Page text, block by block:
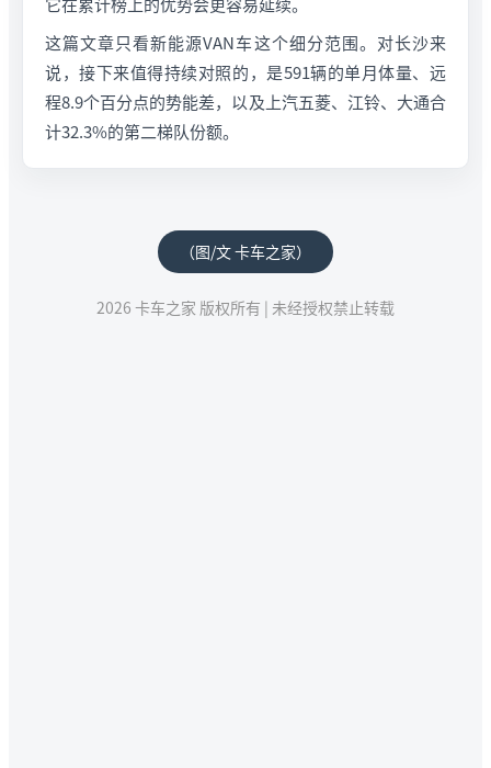
这篇文章只看新能源VAN车这个细分范围。对长沙来
说，接下来值得持续对照的，是591辆的单月体量、远
程8.9个百分点的势能差，以及上汽五菱、江铃、大通合
计32.3%的第二梯队份额。
（图/文 卡车之家）
2026 卡车之家 版权所有 | 未经授权禁止转载